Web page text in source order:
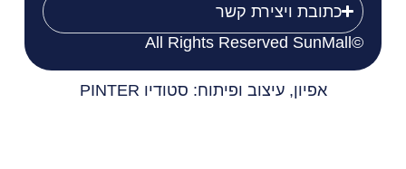
כתובת ויצירת קשר
©All Rights Reserved SunMall
אפיון, עיצוב ופיתוח: סטודיו PINTER